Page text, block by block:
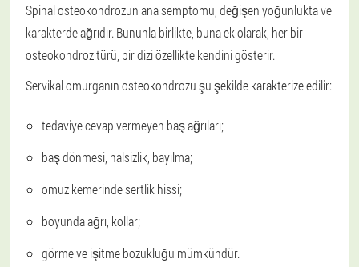
Spinal osteokondrozun ana semptomu, değişen yoğunlukta ve
karakterde ağrıdır. Bununla birlikte, buna ek olarak, her bir
osteokondroz türü, bir dizi özellikte kendini gösterir.
Servikal omurganın osteokondrozu şu şekilde karakterize edilir:
tedaviye cevap vermeyen baş ağrıları;
baş dönmesi, halsizlik, bayılma;
omuz kemerinde sertlik hissi;
boyunda ağrı, kollar;
görme ve işitme bozukluğu mümkündür.